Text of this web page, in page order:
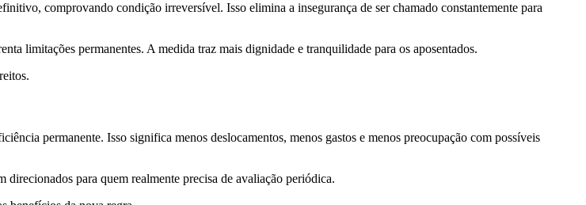
comprovando condição irreversível. Isso elimina a insegurança de ser chamado constantemente para
limitações permanentes. A medida traz mais dignidade e tranquilidade para os aposentados.
permanente. Isso significa menos deslocamentos, menos gastos e menos preocupação com possíveis
para quem realmente precisa de avaliação periódica.